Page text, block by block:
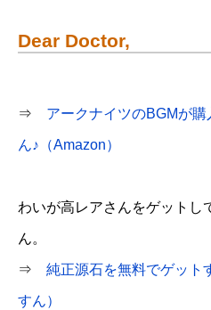
Dear Doctor,
⇒ アークナイツのBGMが
ん♪（Amazon）
わいが高レアさんをゲットし
ん。
⇒ 純正源石を無料でゲット
すん）